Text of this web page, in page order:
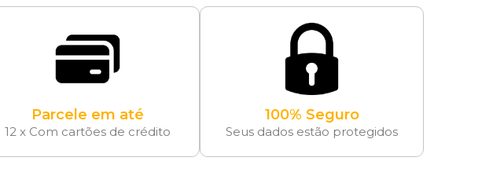
Parcele em até
12 x Com cartões de crédito
100% Seguro
Seus dados estão protegidos